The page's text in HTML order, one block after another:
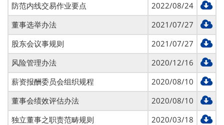
防范内线交易作业要点
2022/08/24
董事选举办法
2021/07/27
股东会议事规则
2021/07/27
风险管理办法
2020/12/16
薪资报酬委员会组织规程
2020/08/10
董事会绩效评估办法
2020/08/10
独立董事之职责范畴规则
2020/03/18